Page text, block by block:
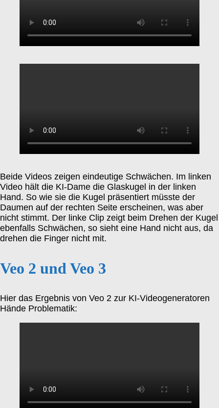
Beide Videos zeigen eindeutige Schwächen. Im linken
Video hält die KI-Dame die Glaskugel in der linken
Hand. So wie sie die Kugel präsentiert müsste der
Daumen auf der rechten Seite erscheinen, was aber
nicht stimmt. Der linke Clip zeigt beim Drehen der Kugel
ebenfalls Schwächen, so sieht eine Hand nicht aus, da
drehen die Finger nicht mit.
Veo 2 und Veo 3
Hier das Ergebnis von Veo 2 zur KI-Videogeneratoren
Hände Problematik: